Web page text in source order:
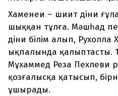
Хаменеи – шиит діни
шыққан тұлға. Мәшһад
діни білім алып,
ықпалында қалыптасты.
Мұхаммед Реза Пехлеви
қозғалысқа қатысып,
ұшырады.